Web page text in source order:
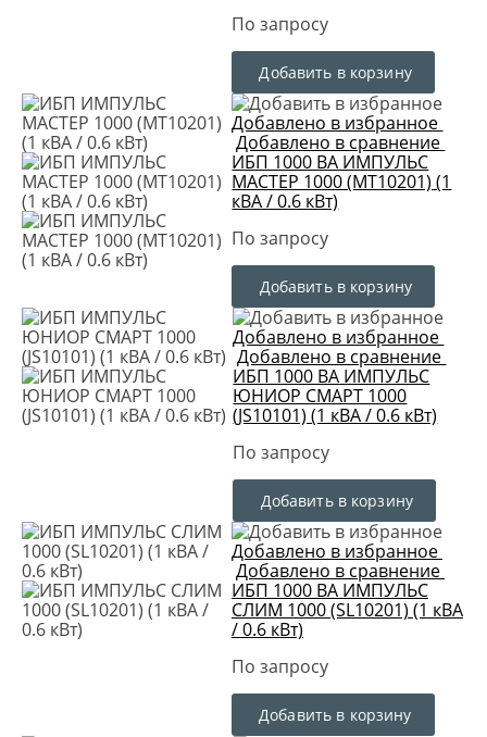
По запросу
Добавить в корзину
Добавлено в избранное
Добавлено в сравнение
ИБП 1000 ВА ИМПУЛЬС
МАСТЕР 1000 (MT10201) (1
кВА / 0.6 кВт)
По запросу
Добавить в корзину
Добавлено в избранное
Добавлено в сравнение
ИБП 1000 ВА ИМПУЛЬС
ЮНИОР СМАРТ 1000
(JS10101) (1 кВА / 0.6 кВт)
По запросу
Добавить в корзину
Добавлено в избранное
Добавлено в сравнение
ИБП 1000 ВА ИМПУЛЬС
СЛИМ 1000 (SL10201) (1 кВА
/ 0.6 кВт)
По запросу
Добавить в корзину